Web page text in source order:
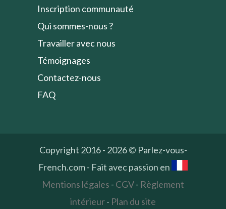
Inscription communauté
Qui sommes-nous ?
Travailler avec nous
Témoignages
Contactez-nous
FAQ
Copyright 2016 - 2026 © Parlez-vous-
French.com - Fait avec passion en
Mentions légales - CGV- Règlement
intérieur- Plan du site